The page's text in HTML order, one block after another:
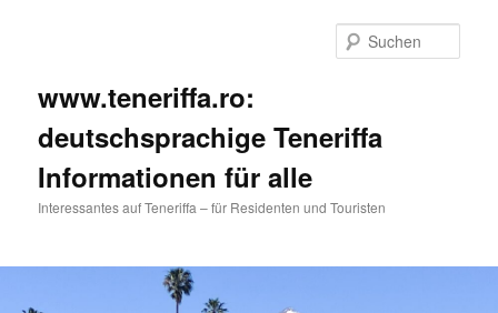
www.teneriffa.ro:
deutschsprachige Teneriffa
Informationen für alle
Interessantes auf Teneriffa – für Residenten und Touristen